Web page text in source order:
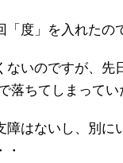
「度」を入れたの
ないのですが、先
落ちてしまってい
障はないし、別に